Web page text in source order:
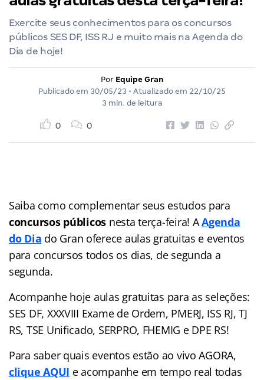
Exercite seus conhecimentos para os concursos
públicos SES DF, ISS RJ e muito mais na Agenda do
Dia de hoje!
Por Equipe Gran
Publicado em 30/05/23 • Atualizado em 22/10/25
3 min. de leitura
0 0
Saiba como complementar seus estudos para
concursos públicos nesta terça-feira! AAgenda
do Dia do Gran oferece aulas gratuitas e eventos
para concursos todos os dias, de segunda a
segunda.
Acompanhe hoje aulas gratuitas para as seleções:
SES DF, XXXVIII Exame de Ordem, PMERJ, ISS RJ, TJ
RS, TSE Unificado, SERPRO, FHEMIG e DPE RS!
Para saber quais eventos estão ao vivo AGORA,
clique AQUI e acompanhe em tempo real todas